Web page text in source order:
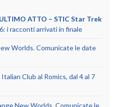
ATTO – STIC Star Trek
i racconti arrivati in finale
Worlds. Comunicate le date
Club al Romics, dal 4 al 7
New Worlds. Comunicate le